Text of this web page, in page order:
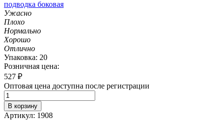
подводка боковая
Ужасно
Плохо
Нормально
Хорошо
Отлично
Упаковка: 20
Розничная цена:
527 ₽
Оптовая цена доступна после регистрации
В корзину
Артикул: 1908